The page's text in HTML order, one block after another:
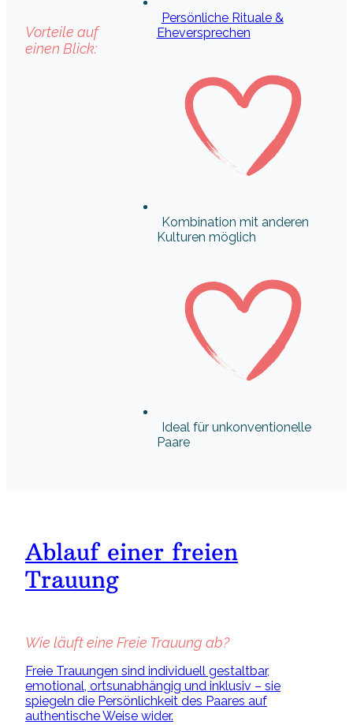
Vorteile auf
einen Blick:
Persönliche Rituale &
Eheversprechen
Kombination mit anderen
Kulturen möglich
Ideal für unkonventionelle
Paare
Ablauf einer freien
Trauung
Wie läuft eine Freie Trauung ab?
Freie Trauungen sind individuell gestaltbar,
emotional, ortsunabhängig und inklusiv – sie
spiegeln die Persönlichkeit des Paares auf
authentische Weise wider.